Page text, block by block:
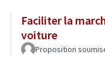
Faciliter la
voiture
Proposition